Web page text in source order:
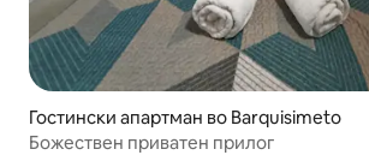
Гостински апартман во Barquisimeto
Божествен приватен прилог